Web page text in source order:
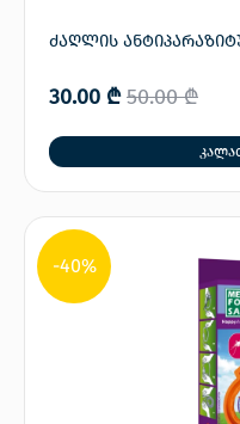
ძაღლის
50.00₾
30.00 ₾
-40%